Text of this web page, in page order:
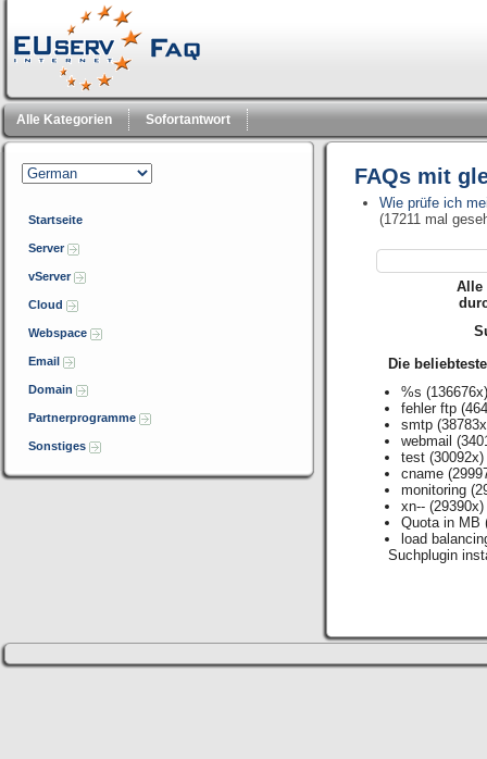
Alle Kategorien Sofortantwort
Startseite
Server
vServer
Cloud
Webspace
Email
Domain
Partnerprogramme
Sonstiges
FAQs mit
Wie prüfe ich
(17211 mal
Alle
Die
%s
fehler ftp
smtp
webmail
test (30092x)
cname
monitoring
xn-- (29390x)
Quota in MB
load
Suchplugin